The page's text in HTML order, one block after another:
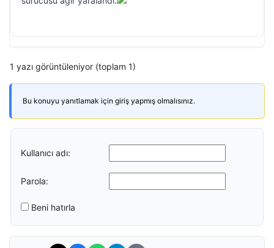
1 yazı görüntüleniyor (toplam 1)
Bu konuyu yanıtlamak için giriş yapmış olmalısınız.
Kullanıcı adı:
Parola:
Beni hatırla